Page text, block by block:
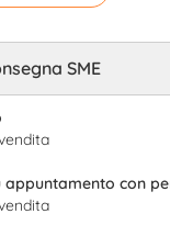
SME
appuntamento con